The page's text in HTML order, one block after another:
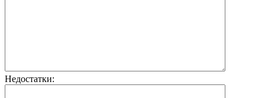
Недостатки: